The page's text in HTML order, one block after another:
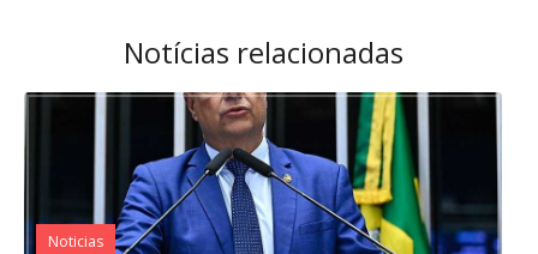
Notícias relacionadas
Noticias